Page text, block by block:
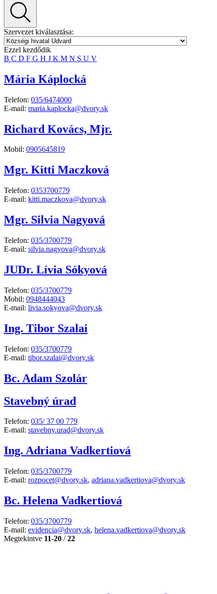
Szervezet kiválasztása:
Ezzel kezdődik
B C D F G H J K M N S U V
Mária Káplocká
Telefon: 035/6474000
E-mail: maria.kaplocka@dvory.sk
Richard Kovács, Mjr.
Mobil: 0905645819
Mgr. Kitti Maczková
Telefon: 0353700779
E-mail: kitti.maczkova@dvory.sk
Mgr. Silvia Nagyová
Telefon: 035/3700779
E-mail: silvia.nagyova@dvory.sk
JUDr. Lívia Sókyová
Telefon: 035/3700779
Mobil: 0948444043
E-mail: livia.sokyova@dvory.sk
Ing. Tibor Szalai
Telefon: 035/3700779
E-mail: tibor.szalai@dvory.sk
Bc. Adam Szolár
Stavebný úrad
Telefon: 035/ 37 00 779
E-mail: stavebny.urad@dvory.sk
Ing. Adriana Vadkertiová
Telefon: 035/3700779
E-mail: rozpocet@dvory.sk, adriana.vadkertiova@dvory.sk
Bc. Helena Vadkertiová
Telefon: 035/3700779
E-mail: evidencia@dvory.sk, helena.vadkertiova@dvory.sk
Megtekintve 11-20 /22